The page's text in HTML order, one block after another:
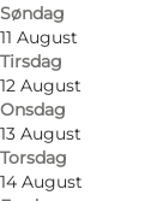
Søndag
11 August
Tirsdag
12 August
Onsdag
13 August
Torsdag
14 August
Bilmuseet
både børn
vigtigst af
giver hver